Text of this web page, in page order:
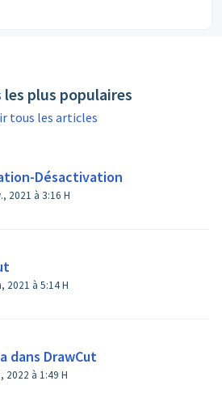
plus populaires
tous les articles
Désactivation
Modifié le Mer, 10 Nov., 2021 à 3:16 H
Modifié le Mer, 30 Juin, 2021 à 5:14 H
dans DrawCut
Modifié le Mer, 26 Oct., 2022 à 1:49 H